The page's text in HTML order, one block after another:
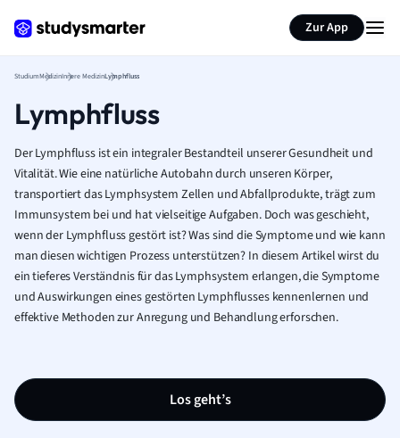
Zur App
StudiumMedizinInnere MedizinLymphfluss
Lymphfluss
Der Lymphfluss ist ein integraler Bestandteil unserer Gesundheit und
Vitalität. Wie eine natürliche Autobahn durch unseren Körper,
transportiert das Lymphsystem Zellen und Abfallprodukte, trägt zum
Immunsystem bei und hat vielseitige Aufgaben. Doch was geschieht,
wenn der Lymphfluss gestört ist? Was sind die Symptome und wie kann
man diesen wichtigen Prozess unterstützen? In diesem Artikel wirst du
ein tieferes Verständnis für das Lymphsystem erlangen, die Symptome
und Auswirkungen eines gestörten Lymphflusses kennenlernen und
effektive Methoden zur Anregung und Behandlung erforschen.
Los geht’s